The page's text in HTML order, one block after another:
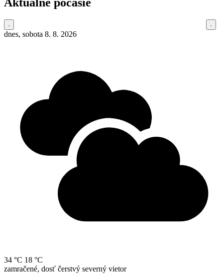
dnes, sobota 8. 8. 2026
34 °C 18 °C
zamračené, dosť čerstvý severný vietor